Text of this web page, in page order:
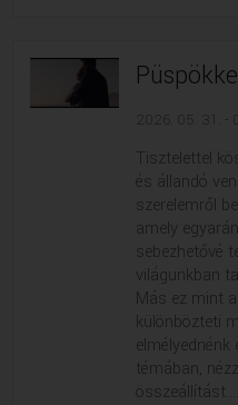
Tisztelettel
és állandó
szerelemről
amely
sebezhetővé
világunkban
Más ez mint
különbözteti
elmélyednénk
témában,
összeállítást....